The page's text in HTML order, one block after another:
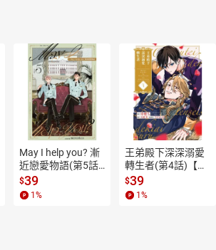
May I help you? 漸
近戀愛物語(第5話)
【電子書】
$39
1 %
王弟殿下深深溺愛
轉生者(第4話)【電
子書】
$39
1 %